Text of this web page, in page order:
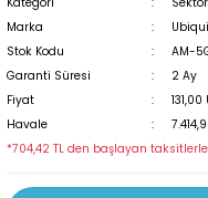
Cihazları
Marka
Stok Kodu
AM-
Garanti Süresi
2 Ay
Fiyat
131,00
Havale
*704,42 TL den başlayan